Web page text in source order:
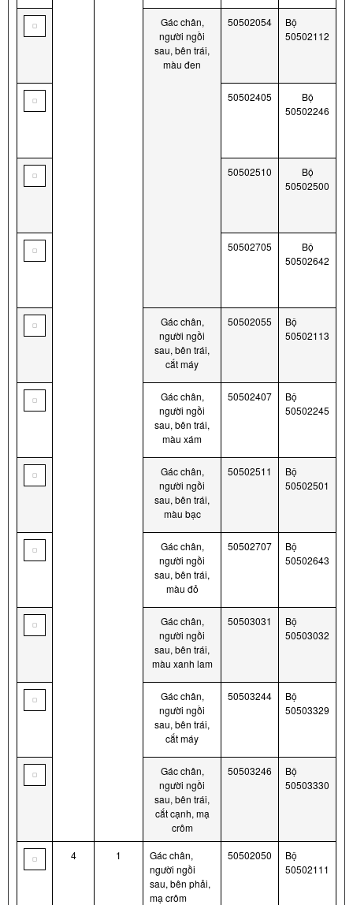
Gác chân,
người ngồi
sau, bên trái,
màu đen
50502054
Bộ
50502112
50502405
Bộ
50502246
50502510
Bộ
50502500
50502705
Bộ
50502642
Gác chân,
người ngồi
sau, bên trái,
cắt máy
50502055
Bộ
50502113
Gác chân,
người ngồi
sau, bên trái,
màu xám
50502407
Bộ
50502245
Gác chân,
người ngồi
sau, bên trái,
màu bạc
50502511
Bộ
50502501
Gác chân,
người ngồi
sau, bên trái,
màu đỏ
50502707
Bộ
50502643
Gác chân,
người ngồi
sau, bên trái,
màu xanh lam
50503031
Bộ
50503032
Gác chân,
người ngồi
sau, bên trái,
cắt máy
50503244
Bộ
50503329
Gác chân,
người ngồi
sau, bên trái,
cắt cạnh, mạ
crôm
50503246
Bộ
50503330
4 1
Gác chân,
người ngồi
sau, bên phải,
mạ crôm
50502050
Bộ
50502111